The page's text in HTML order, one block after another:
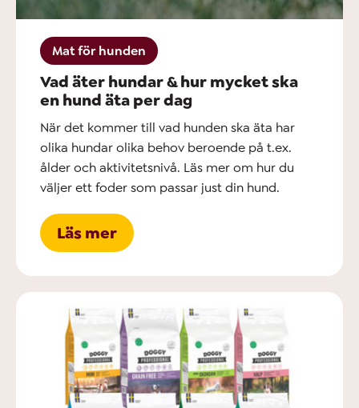
Mat för hunden
Vad äter hundar & hur mycket ska
en hund äta per dag
När det kommer till vad hunden ska äta har
olika hundar olika behov beroende på t.ex.
ålder och aktivitetsnivå. Läs mer om hur du
väljer ett foder som passar just din hund.
Läs mer